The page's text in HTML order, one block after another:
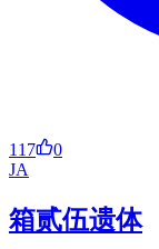
117
0
JA
箱贰伍遗体